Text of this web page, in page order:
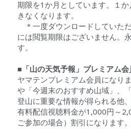
期限を1か月としています。１
きなくなります。
＊一度ダウンロードしていた
には閲覧期限はございません。
す。
■「山の天気予報」プレミアム
ヤマテンプレミアム会員になり
や「今週末のおすすめ山域」、
登山に重要な情報が得られる他
有料配信視聴料金が1,000円～
ご参加の場合）割引になります。